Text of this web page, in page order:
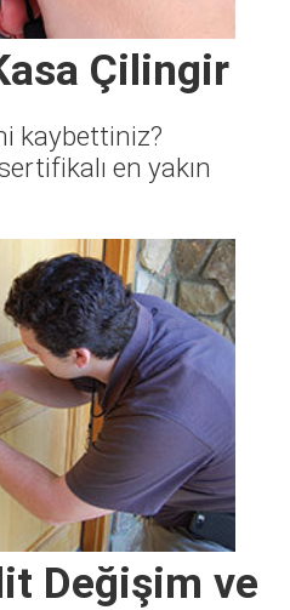
Çilingir
kaybettiniz?
en yakın
Değişim ve